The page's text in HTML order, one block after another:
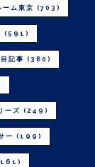
ム東京 (703)
(591)
記事 (380)
ーズ (249)
ー (199)